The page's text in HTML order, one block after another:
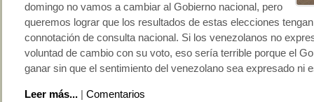
domingo no vamos a cambiar al Gobierno nacional, pero
queremos lograr que los resultados de estas elecciones
connotación de consulta nacional. Si los venezolanos no
voluntad de cambio con su voto, eso sería terrible porque el
ganar sin que el sentimiento del venezolano sea expresado ni
Leer más... | Comentarios